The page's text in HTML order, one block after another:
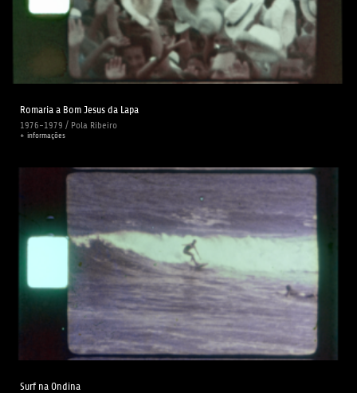
Romaria a Bom Jesus da Lapa
1976-1979 / Pola Ribeiro
+ informações
Surf na Ondina